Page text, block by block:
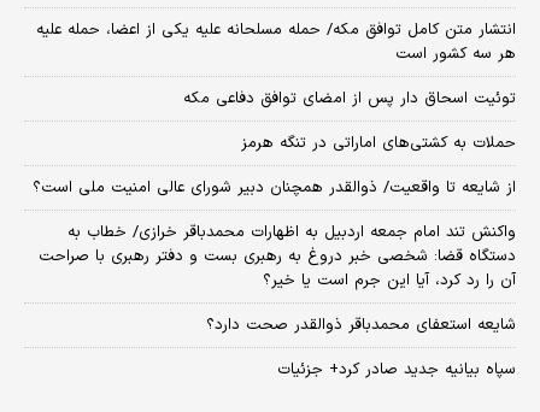
انتشار متن کامل توافق مکه/ حمله مسلحانه علیه یکی از اعضا، حمله علیه
هر سه کشور است
توئیت اسحاق دار پس از امضای توافق دفاعی مکه
حملات به کشتی‌های اماراتی در تنگه هرمز
از شایعه تا واقعیت/ ذوالقدر همچنان دبیر شورای ‌عالی امنیت ملی است؟
واکنش تند امام جمعه اردبیل به اظهارات محمدباقر خرازی/ خطاب به
دستگاه قضا: شخصی خبر دروغ به رهبری بست و دفتر رهبری با صراحت
آن را رد کرد، آیا این جرم است یا خیر؟
شایعه استعفای محمدباقر ذوالقدر صحت دارد؟
سپاه بیانیه جدید صادر کرد+ جزئیات